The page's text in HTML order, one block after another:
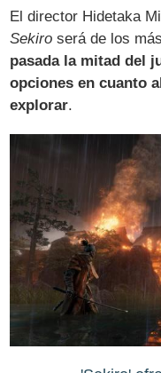
El director Hidetaka
Sekiro será de los
pasada la mitad del
opciones en cuanto
explorar.